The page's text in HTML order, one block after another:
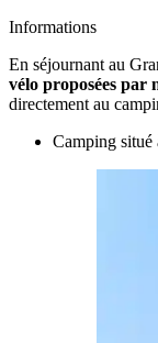
Informations
En séjournant au
vélo proposées par
directement au
Camping situé